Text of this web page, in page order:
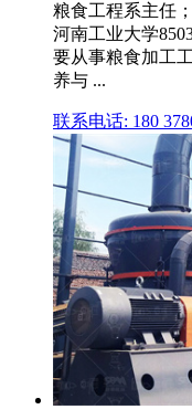
粮食工程系主任
河南工业大学
要从事粮食加工
养与 ...
联系电话: 180